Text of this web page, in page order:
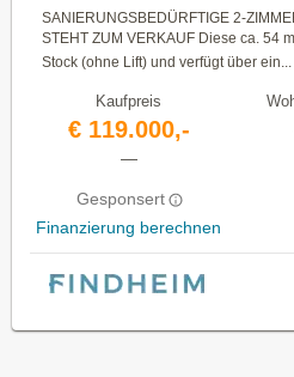
SANIERUNGSBEDÜRFTIGE 2-
STEHT ZUM VERKAUF Diese ca. 54
Stock (ohne Lift) und verfügt über ein...
Kaufpreis
€ 119.000,-
—
Gesponsert
Finanzierung berechnen